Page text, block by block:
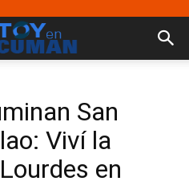
San
Viví la
en